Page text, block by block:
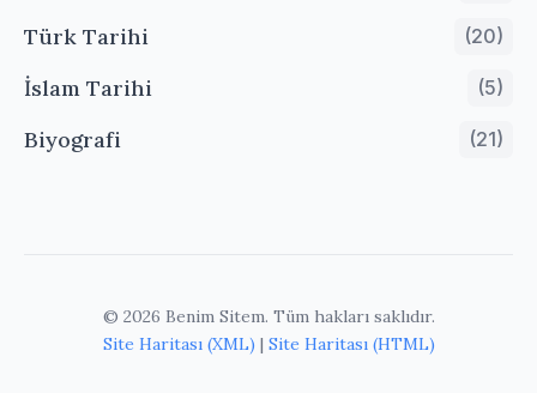
Türk Tarihi (20)
İslam Tarihi (5)
Biyografi (21)
© 2026 Benim Sitem. Tüm hakları saklıdır.
Site Haritası (XML) | Site Haritası (HTML)